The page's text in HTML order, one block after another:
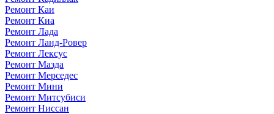
Ремонт Каи
Ремонт Киа
Ремонт Лада
Ремонт Ланд-Ровер
Ремонт Лексус
Ремонт Мазда
Ремонт Мерседес
Ремонт Мини
Ремонт Митсубиси
Ремонт Ниссан